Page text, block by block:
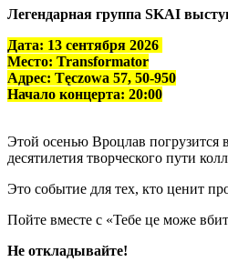
Легендарная группа SKAI
Дата: 13 сентября 2026
Место: Transformator
Адрес: Tęczowa 57, 50-950
Начало концерта: 20:00
Этой осенью Вроцлав погрузится
десятилетия творческого пути
Это событие для тех, кто ценит
Пойте вместе с «Тебе це може
Не откладывайте!